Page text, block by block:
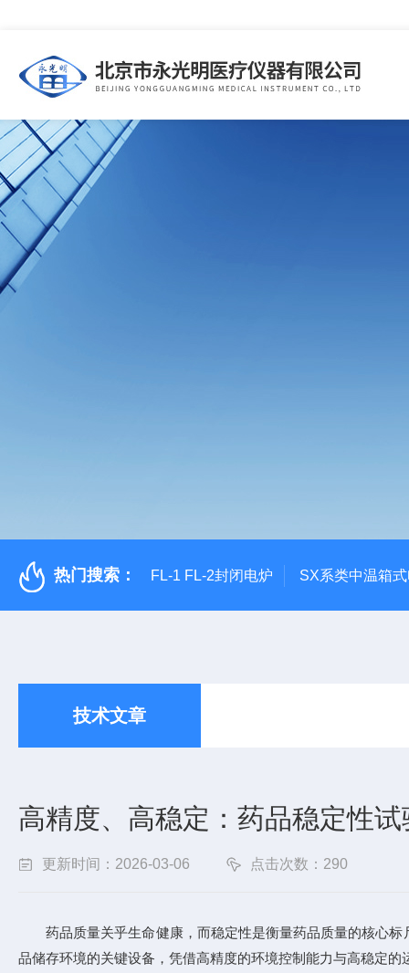
热门搜索： FL-1 FL-2封闭电炉 SX系类中温箱
技术文章
高精度、高稳定：药品稳定性
更新时间：2026-03-06 点击次数：290
药品质量关乎生命健康，而稳定性是衡量药品质量的核心标
品储存环境的关键设备，凭借高精度的环境控制能力与高稳定